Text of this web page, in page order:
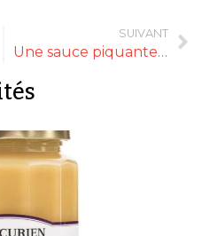
SUIVANT
Une sauce piquante aux accents méditerranéens